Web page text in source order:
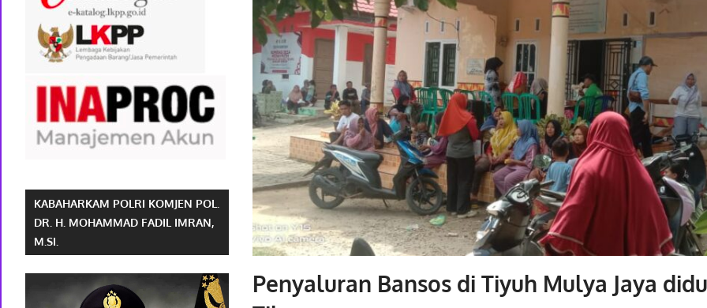
Penyaluran Bansos di Tiyuh Mulya Jaya
KABAHARKAM POLRI KOMJEN POL.
DR. H. MOHAMMAD FADIL IMRAN,
M.SI.